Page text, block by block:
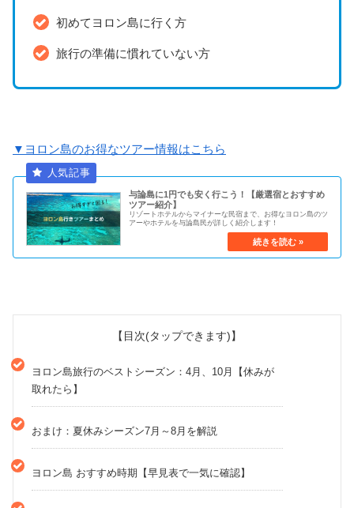
初めてヨロン島に行く方
旅行の準備に慣れていない方
▼ヨロン島のお得なツアー情報はこちら
与論島に1円でも安く行こう！【厳選宿とおすすめ
ツアー紹介】
リゾートホテルからマイナーな民宿まで、お得なヨロン島のツ
アーやホテルを与論島民が詳しく紹介します！
【目次(タップできます)】
ヨロン島旅行のベストシーズン：4月、10月【休みが
取れたら】
おまけ：夏休みシーズン7月～8月を解説
ヨロン島 おすすめ時期【早見表で一気に確認】